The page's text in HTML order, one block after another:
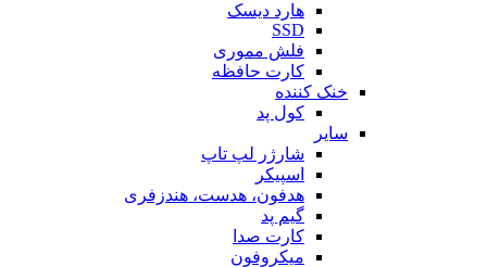
هارد دیسک
SSD
فلش مموری
کارت حافظه
خنک کننده
کول پد
سایر
شارژر لپ تاپ
اسپیکر
هدفون، هدست، هندزفری
گیم پد
کارت صدا
میکروفون